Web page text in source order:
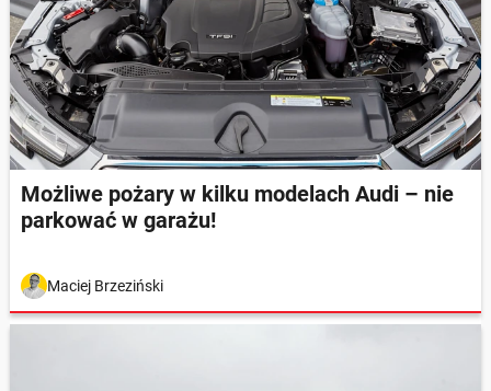
Możliwe pożary w kilku modelach Audi – nie
parkować w garażu!
Maciej Brzeziński